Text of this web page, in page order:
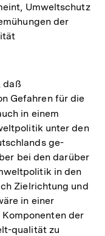
Umweltschutz
der
daß
Gefahren für die
in einem
unter den
ge-
bei den darüber
in den
Zielrichtung und
in einer
der
qualität zu